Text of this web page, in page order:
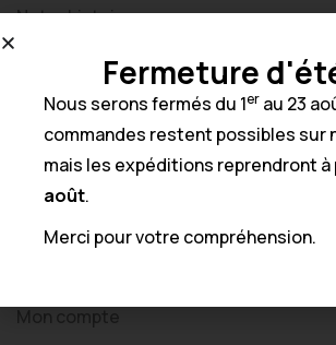
Notre histoire
Créations sur mesure
Nos réalisations
Contact
Liens utiles
Mon compte
Fermeture
Nous serons fermés du 1er au 23
commandes restent possibles sur
mais les expéditions reprendront à
août.
Merci pour votre compréhension.